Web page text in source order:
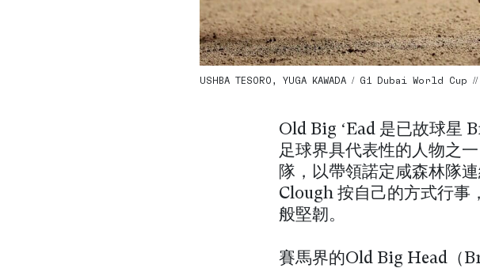
USHBA TESORO, YUGA KAWADA / G1 Dubai World
Old Big ‘Ead 是已故球星
足球界具代表性的人物之
隊，以帶領諾定咸森林隊
Clough 按自己的方式行事
般堅韌。
賽馬界的Old Big Head（